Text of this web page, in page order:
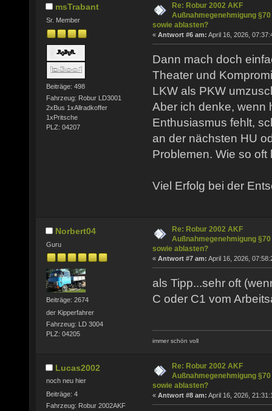
msTrabant
Sr. Member
Beiträge: 498
Fahrzeug: Robur LD3001
2xBus 1xAllradkoffer
1xPritsche
PLZ: 04207
Re: Robur 2002 AKF
Außnahmegenehmigung §70
sowie ablasten?
« Antwort #6 am: April 16, 2026,
Dann mach doch
Theater und
LKW als PKW
Aber ich denke, wenn
Enthusiasmus fehlt,
an der nächsten HU
Problemen. Wie so
Viel Erfolg bei der
Norbert04
Guru
Beiträge: 2674
der Kipperfahrer
Fahrzeug: LD 3004
PLZ: 04205
Re: Robur 2002 AKF
Außnahmegenehmigung §70
sowie ablasten?
« Antwort #7 am: April 16, 2026,
als Tipp...sehr oft
C oder C1 vom
immer schön voll
Lucas2002
noch neu hier
Beiträge: 4
Fahrzeug: Robur 2002AKF
Re: Robur 2002 AKF
Außnahmegenehmigung §70
sowie ablasten?
« Antwort #8 am: April 16, 2026,